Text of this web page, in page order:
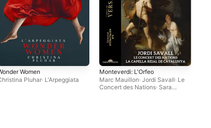
Women
Pluhar· L'Arpeggiata
Monteverdi: L'Orfeo
Marc Mauillon·Jordi Savall· Le
Concert des Nations· Sara